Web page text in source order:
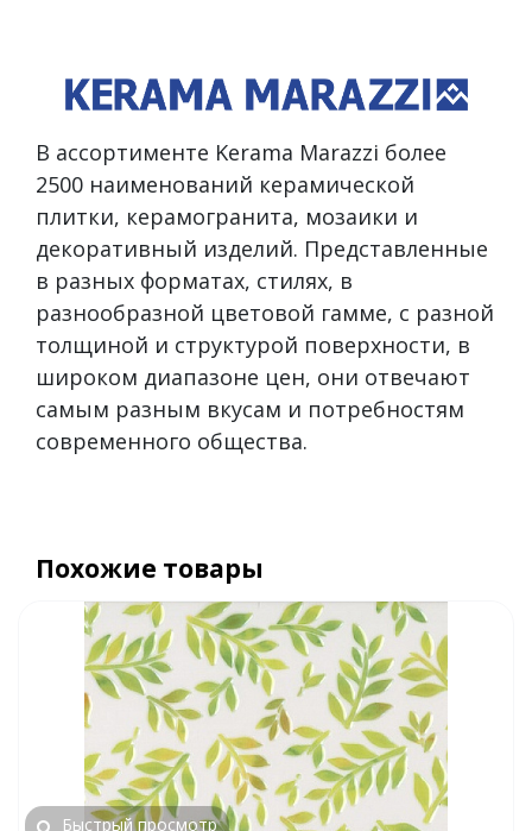
В ассортименте Kerama Marazzi более
2500 наименований керамической
плитки, керамогранита, мозаики и
декоративный изделий. Представленные
в разных форматах, стилях, в
разнообразной цветовой гамме, с разной
толщиной и структурой поверхности, в
широком диапазоне цен, они отвечают
самым разным вкусам и потребностям
современного общества.
Похожие товары
Быстрый просмотр